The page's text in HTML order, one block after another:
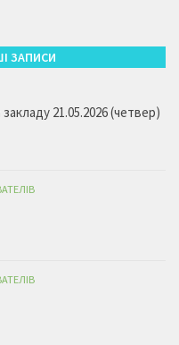
ЗАПИСИ
закладу 21.05.2026 (четвер)